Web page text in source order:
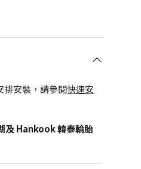
排安裝，請參閱快速安
及 Hankook 韓泰輪胎